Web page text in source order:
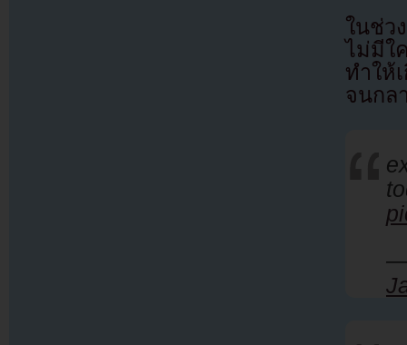
ในช่ว
ไม่มีใ
ทำให้
จนกล
—